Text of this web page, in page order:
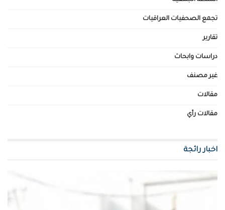
تجمع الصحفيات العراقيات
تقارير
دراسات وابحاث
غير مصنف
مقالات
مقالات رأي
اخبار رائجة